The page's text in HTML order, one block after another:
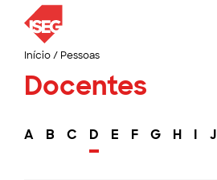
Início/ Pessoas
Docentes
A B C D E F G H I J